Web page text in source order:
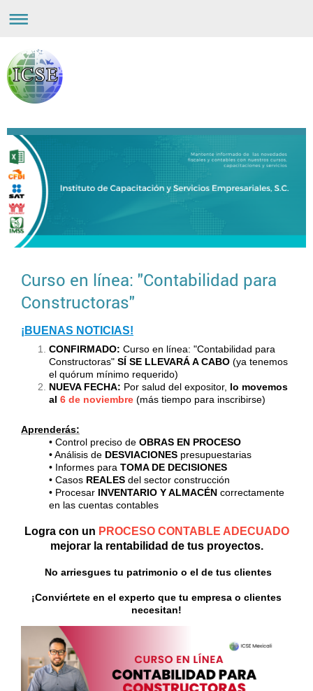
Curso en línea: "Contabilidad para
Constructoras"
¡BUENAS NOTICIAS!
CONFIRMADO: Curso en línea: "Contabilidad para
Constructoras" SÍ SE LLEVARÁ A CABO (ya tenemos
el quórum mínimo requerido)
NUEVA FECHA: Por salud del expositor, lo movemos
al 6 de noviembre (más tiempo para inscribirse)
Aprenderás:
• Control preciso de OBRAS EN PROCESO
• Análisis de DESVIACIONES presupuestarias
• Informes para TOMA DE DECISIONES
• Casos REALES del sector construcción
• Procesar INVENTARIO Y ALMACÉN correctamente
en las cuentas contables
Logra con un PROCESO CONTABLE ADECUADO
mejorar la rentabilidad de tus proyectos.
No arriesgues tu patrimonio o el de tus clientes
¡Conviértete en el experto que tu empresa o clientes
necesitan!